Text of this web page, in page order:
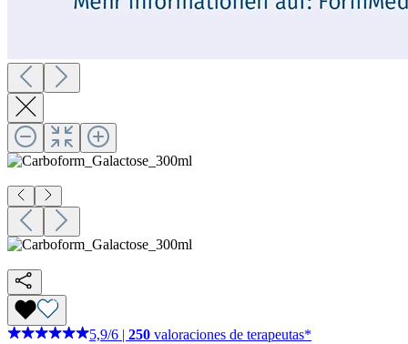
5,9/6 250 valoraciones de terapeutas*